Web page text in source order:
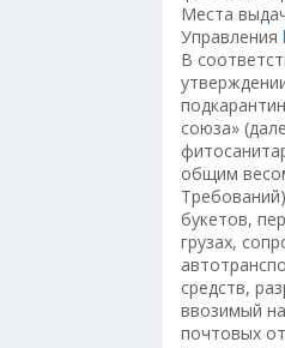
Места
Управления
В
союза»
общим
букетов,
грузах,
средств,
ввозимый
почтовых